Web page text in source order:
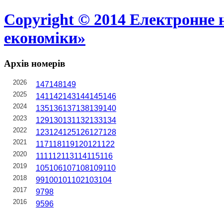
Copyright © 2014 Електронне
економіки»
Архів номерів
2026 147148149
2025 141142143144145146
2024 135136137138139140
2023 129130131132133134
2022 123124125126127128
2021 117118119120121122
2020 111112113114115116
2019 105106107108109110
2018 99100101102103104
2017 9798
2016 9596